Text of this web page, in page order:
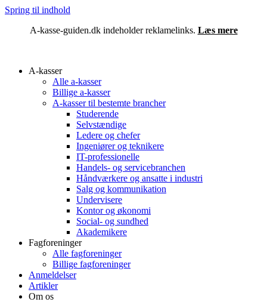
Spring til indhold
A-kasse-guiden.dk indeholder reklamelinks. Læs mere
A-kasser
Alle a-kasser
Billige a-kasser
A-kasser til bestemte brancher
Studerende
Selvstændige
Ledere og chefer
Ingeniører og teknikere
IT-professionelle
Handels- og servicebranchen
Håndværkere og ansatte i industri
Salg og kommunikation
Undervisere
Kontor og økonomi
Social- og sundhed
Akademikere
Fagforeninger
Alle fagforeninger
Billige fagforeninger
Anmeldelser
Artikler
Om os